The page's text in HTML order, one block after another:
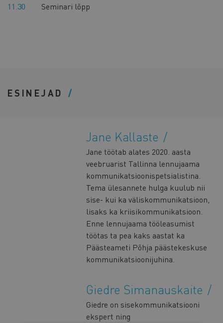
11.30
Seminari lõpp
ESINEJAD
Jane Kallaste
Jane töötab alates 2020. aasta
veebruarist Tallinna lennujaama
kommunikatsioonispetsialistina.
Tema ülesannete hulga kuulub nii
sise- kui ka väliskommunikatsioon,
lisaks ka kriisikommunikatsioon.
Enne lennujaama tööleasumist
töötas ta pea kaks aastat ka
Päästeameti Põhja päästekeskuse
kommunikatsioonijuhina.
Giedre Simanauskaite
Giedre on sisekommunikatsiooni
ekspert ning